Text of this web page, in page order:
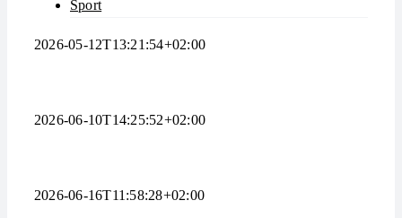
Sport
2026-05-12T13:21:54+02:00
2026-06-10T14:25:52+02:00
2026-06-16T11:58:28+02:00